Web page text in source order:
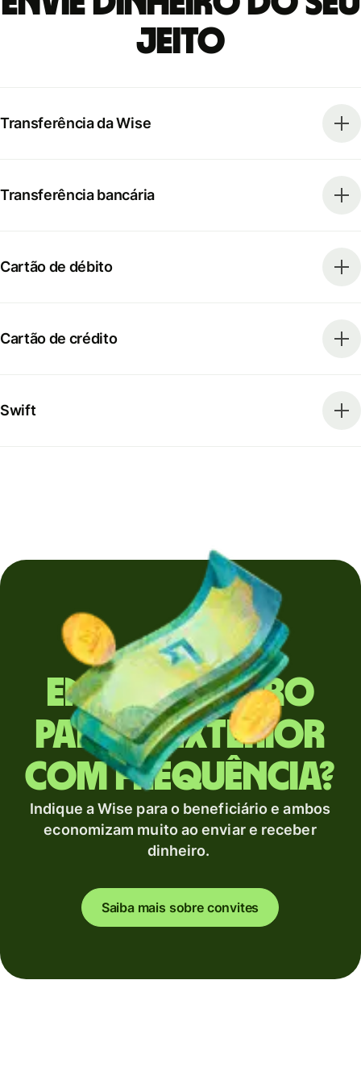
jeito
Transferência da Wise
Transferência bancária
Cartão de débito
Cartão de crédito
Swift
Envia dinheiro
para o exterior
com frequência?
Indique a Wise para o beneficiário e ambos
economizam muito ao enviar e receber
dinheiro.
Saiba mais sobre convites